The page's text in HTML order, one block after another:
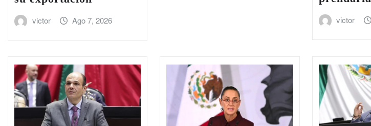
victor Ago 7, 2026 victor